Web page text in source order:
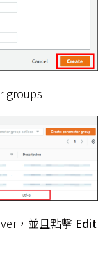
groups
，並且點擊 Edit